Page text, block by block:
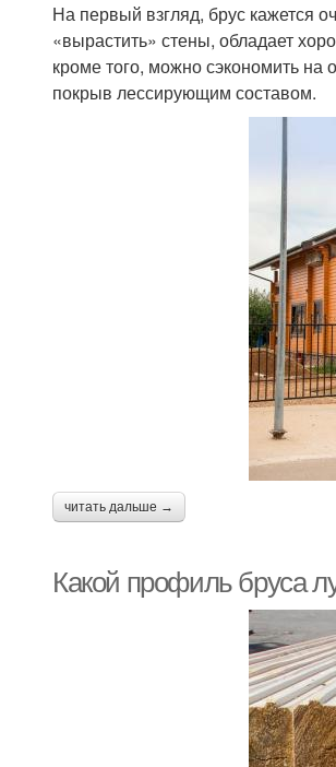
На первый взгляд, брус кажется
«вырастить» стены, обладает
кроме того, можно сэкономить на
покрыв лессирующим составом.
читать дальше →
Какой профиль бруса